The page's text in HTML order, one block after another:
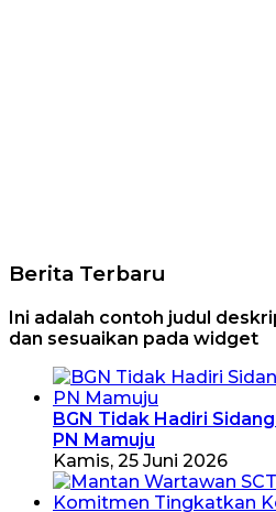
Berita Terbaru
Ini adalah contoh judul
dan sesuaikan pada widget
BGN Tidak Hadiri
PN Mamuju
Kamis, 25 Juni 2026